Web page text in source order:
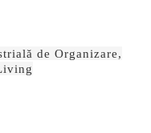
de Organizare,